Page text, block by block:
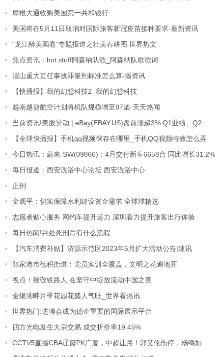
摩根大通收购美国第一共和银行
美国将在5月11日取消对国际旅客新冠疫苗接种要求-最新资讯
“龙江醉美画卷”专题报道之壮美春耕图 世界热文
焦点资讯：hot stuff阿森纳队歌_阿森纳队歌歌词
眉山重大责任事故罪量刑标准怎么算-播资讯
【快播报】我的幻想科技2_我的幻想科技
越南越捷航空计划将机队规模增至87架-天天热闻
【全球快播报】手机qq视频保存在哪里_手机QQ视频特效怎么弄
今日热讯：蔚来-SW(09866)：4月交付新车6658台 同比增长31.2%
每日报道：西安洗浴中心论坛 西安洗浴中心
正刑
金观平：切实保障水利建设资金需求 全球球精选
志愿者贴心服务 网约车提升运力 深圳着力提升旅客出行体验
每日热闻!判处死刑后有什么流程
【汽车消费补贴】济源示范区2023年5月扩大活动公告|速讯
张家港市德积街道：党员实训全覆盖，文明之花遍地开
视点！致敬铁路人 在坚守中绽放流动中国之美
金银湖畔月季花园花盛人气旺_世界看热讯
世界热门:进博会成为德企重要的国际展示平台
四方光电发生大宗交易 成交折价率19.45%